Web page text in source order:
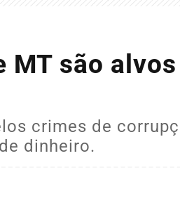
MT são
crimes de
dinheiro.